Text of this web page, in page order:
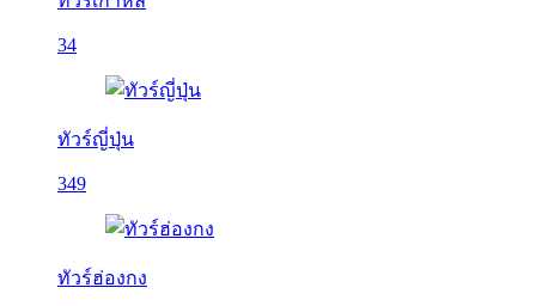
34
ทัวร์ญี่ปุ่น
349
ทัวร์ฮ่องกง